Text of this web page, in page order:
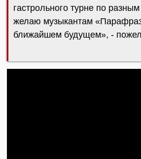
гастрольного турне по
желаю музыкантам
ближайшем будущем», -